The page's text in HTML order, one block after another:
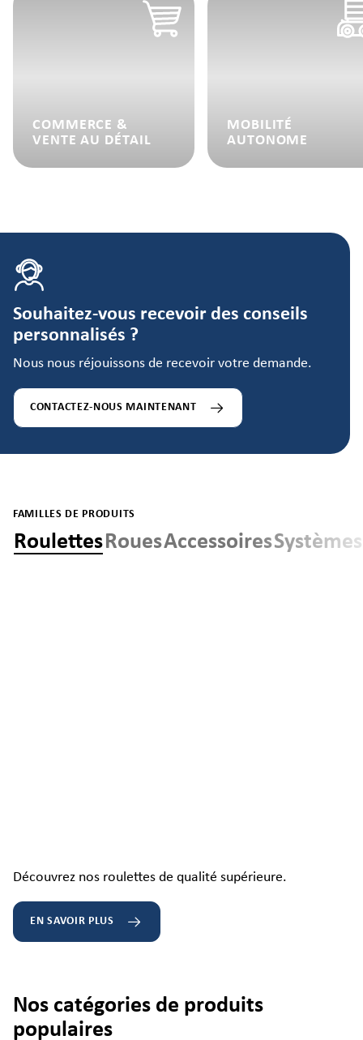
COMMERCE &
VENTE AU DÉTAIL
MOBILITÉ
AUTONOME
Souhaitez-vous recevoir des conseils
personnalisés ?
Nous nous réjouissons de recevoir votre demande.
CONTACTEZ-NOUS MAINTENANT
FAMILLES DE PRODUITS
RoulettesRouesAccessoires
Découvrez nos roulettes de qualité supérieure.
EN SAVOIR PLUS
Nos catégories de produits
populaires